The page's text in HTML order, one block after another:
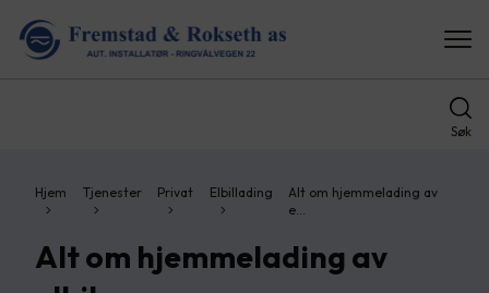
Søk
Hjem Tjenester Privat Elbillading
Alt om hjemmelading av
e…
Alt om hjemmelading av